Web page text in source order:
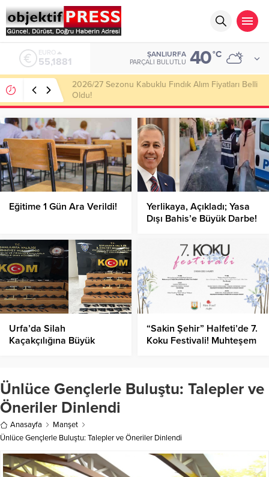
ALTIN
6.660,55
ŞANLIURFA
PARÇALI BULUTLU 40°C
Haliliye Belediyesi Her Gün 4 Bin 898 Kişiye Sıcak
Yemek Ulaştırıyor!
Eğitime 1 Gün Ara Verildi!
Yerlikaya, Açıkladı; Yasa
Dışı Bahis’e Büyük Darbe!
Urfa’da Silah
Kaçakçılığına Büyük
“Sakin Şehir” Halfeti’de 7.
Koku Festivali! Muhteşem
Ünlüce Gençlerle Buluştu: Talepler ve
Öneriler Dinlendi
Anasayfa
Manşet
Ünlüce Gençlerle Buluştu: Talepler ve Öneriler Dinlendi